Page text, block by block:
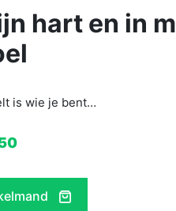
hart en in
is wie je bent…